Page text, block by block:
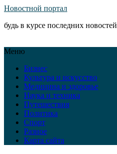
Новостной портал
будь в курсе последних новостей
Меню
Бизнес
Культура и искусство
Медицина и здоровье
Наука и техника
Путешествия
Политика
Спорт
Разное
Карта сайта